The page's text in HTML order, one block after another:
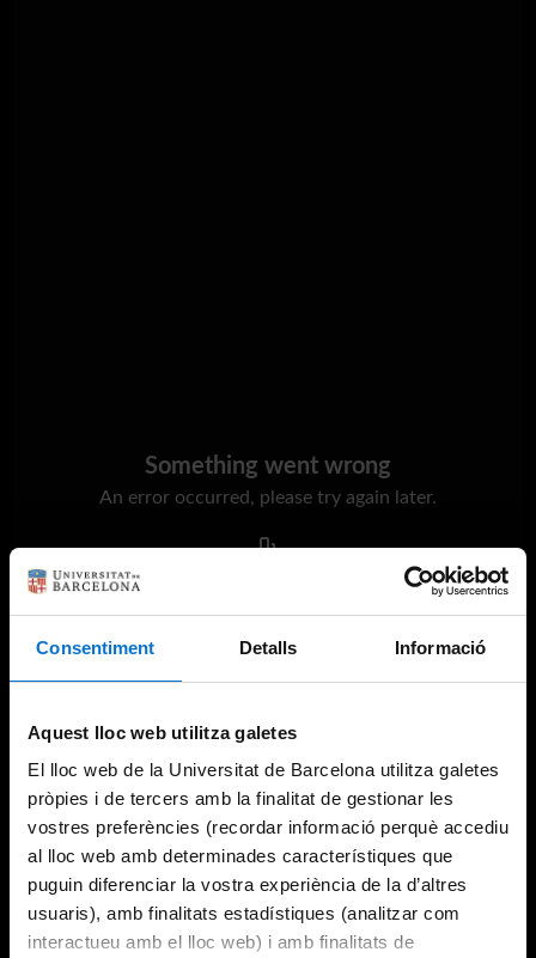
Consentiment Detalls Informació
Aquest lloc web utilitza galetes
El lloc web de la Universitat de Barcelona utilitza galetes
pròpies i de tercers amb la finalitat de gestionar les
vostres preferències (recordar informació perquè accediu
al lloc web amb determinades característiques que
puguin diferenciar la vostra experiència de la d’altres
usuaris), amb finalitats estadístiques (analitzar com
interactueu amb el lloc web) i amb finalitats de
Something went wrong
An error occurred, please try again later.